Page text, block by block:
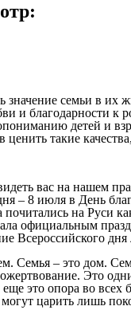
значение семьи в их
к
детей и
качества,
вас на нашем
июля в День
на Руси как
Семья – это дом.
Это одни
опора во всех
царить лишь